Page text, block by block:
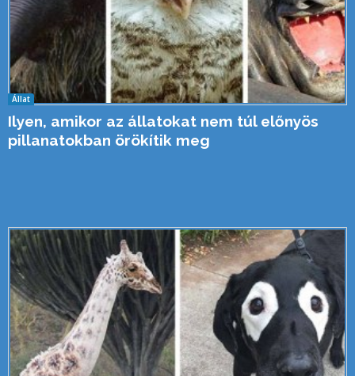
Állat
Ilyen, amikor az állatokat nem túl előnyös
pillanatokban örökítik meg